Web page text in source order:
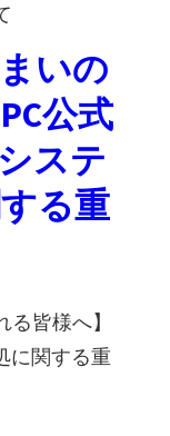
いの
公式
ステ
る重
皆様へ】
に関する重